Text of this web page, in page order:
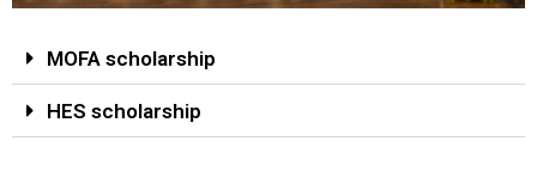
Scholar
ships
MOFA scholarship
HES scholarship